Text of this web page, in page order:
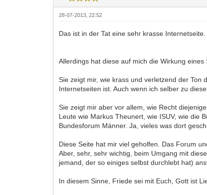
28-07-2013, 22:52
Das ist in der Tat eine sehr krasse Internetseite.
Allerdings hat diese auf mich die Wirkung eines
Sie zeigt mir, wie krass und verletzend der Ton
Internetseiten ist. Auch wenn ich selber zu
Sie zeigt mir aber vor allem, wie Recht
Leute wie Markus Theunert, wie ISUV, wie die
Bundesforum Männer. Ja, vieles was dort
Diese Seite hat mir viel geholfen. Das Forum
Aber, sehr, sehr wichtig, beim Umgang mit
jemand, der so einiges selbst durchlebt hat)
In diesem Sinne, Friede sei mit Euch, Gott ist